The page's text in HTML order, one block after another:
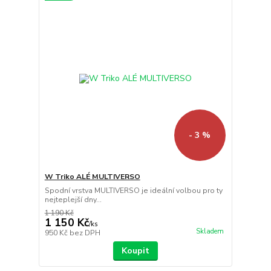
- 3 %
W Triko ALÉ MULTIVERSO
Spodní vrstva MULTIVERSO je ideální volbou pro ty
nejteplejší dny...
1 190 Kč
1 150 Kč/ks
950 Kč bez DPH Skladem
Koupit